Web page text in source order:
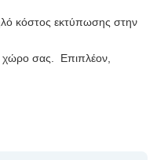
κόστος εκτύπωσης στην
χώρο σας. Επιπλέον,